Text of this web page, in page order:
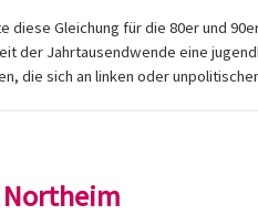
diese Gleichung für die 80er und
der Jahrtausendwende eine
die sich an linken oder